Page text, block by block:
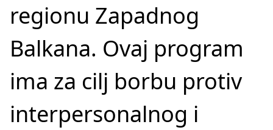
regionu Zapadnog
Balkana. Ovaj program
ima za cilj borbu protiv
interpersonalnog i